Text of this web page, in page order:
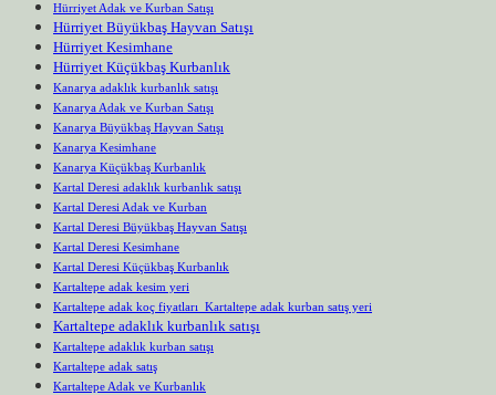
Hürriyet Adak ve Kurban Satışı
Hürriyet Büyükbaş Hayvan Satışı
Hürriyet Kesimhane
Hürriyet Küçükbaş Kurbanlık
Kanarya adaklık kurbanlık satışı
Kanarya Adak ve Kurban Satışı
Kanarya Büyükbaş Hayvan Satışı
Kanarya Kesimhane
Kanarya Küçükbaş Kurbanlık
Kartal Deresi adaklık kurbanlık satışı
Kartal Deresi Adak ve Kurban
Kartal Deresi Büyükbaş Hayvan Satışı
Kartal Deresi Kesimhane
Kartal Deresi Küçükbaş Kurbanlık
Kartaltepe adak kesim yeri
Kartaltepe adak koç fiyatları Kartaltepe adak kurban satış yeri
Kartaltepe adaklık kurbanlık satışı
Kartaltepe adaklık kurban satışı
Kartaltepe adak satış
Kartaltepe Adak ve Kurbanlık